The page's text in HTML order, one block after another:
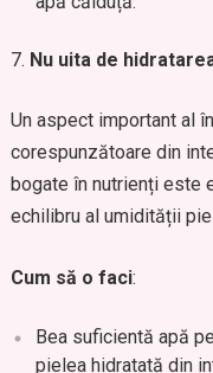
Nu uita de
Un aspect important al
corespunzătoare din
bogate în nutrienți este
echilibru al umidității
Cum să o faci:
Bea suficientă apă
pielea hidratată din